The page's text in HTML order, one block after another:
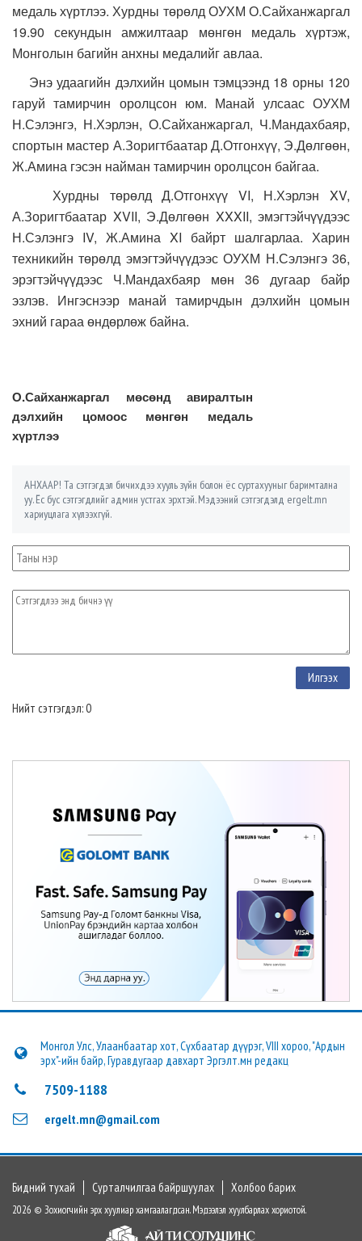
медаль хүртлээ. Хурдны төрөлд ОУХМ О.Сайханжаргал
19.90 секундын амжилтаар мөнгөн медаль хүртэж,
Монголын багийн анхны медалийг авлаа.
Энэ удаагийн дэлхийн цомын тэмцээнд 18 орны 120
гаруй тамирчин оролцсон юм. Манай улсаас ОУХМ
Н.Сэлэнгэ, Н.Хэрлэн, О.Сайханжаргал, Ч.Мандахбаяр,
спортын мастер А.Зоригтбаатар Д.Отгонхүү, Э.Дөлгөөн,
Ж.Амина гэсэн найман тамирчин оролцсон байгаа.
Хурдны төрөлд Д.Отгонхүү VI, Н.Хэрлэн XV,
А.Зоригтбаатар XVII, Э.Дөлгөөн XXXII, эмэгтэйчүүдээс
Н.Сэлэнгэ IV, Ж.Амина XI байрт шалгарлаа. Харин
техникийн төрөлд эмэгтэйчүүдээс ОУХМ Н.Сэлэнгэ 36,
эрэгтэйчүүдээс Ч.Мандахбаяр мөн 36 дугаар байр
эзлэв. Ингэснээр манай тамирчдын дэлхийн цомын
эхний гараа өндөрлөж байна.
О.Сайханжаргал мөсөнд авиралтын
дэлхийн цомоос мөнгөн медаль
хүртлээ
АНХААР! Та сэтгэгдэл бичихдээ хууль зүйн болон ёс суртахууныг баримтална
уу. Ёс бус сэтгэгдлийг админ устгах эрхтэй. Мэдээний сэтгэгдэлд ergelt.mn
хариуцлага хүлээхгүй.
Нийт сэтгэгдэл: 0
Монгол Улс, Улаанбаатар хот, Сүхбаатар дүүрэг, VIII хороо, "Ардын
эрх"-ийн байр, Гуравдугаар давхарт Эргэлт.мн редакц
7509-1188
ergelt.mn@gmail.com
Бидний тухай Сурталчилгаа байршуулах Холбоо барих
2026 © Зохиогчийн эрх хуулиар хамгаалагдсан. Мэдээлэл хуулбарлах хориотой.